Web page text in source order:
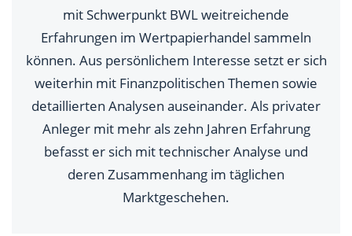
mit Schwerpunkt BWL weitreichende
Erfahrungen im Wertpapierhandel sammeln
können. Aus persönlichem Interesse setzt er sich
weiterhin mit Finanzpolitischen Themen sowie
detaillierten Analysen auseinander. Als privater
Anleger mit mehr als zehn Jahren Erfahrung
befasst er sich mit technischer Analyse und
deren Zusammenhang im täglichen
Marktgeschehen.